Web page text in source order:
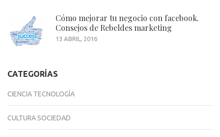
Cómo mejorar tu negocio con facebook.
Consejos de Rebeldes marketing
13 ABRIL, 2016
CATEGORÍAS
CIENCIA TECNOLOGÍA
CULTURA SOCIEDAD